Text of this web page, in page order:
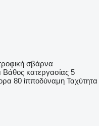
σβάρνα
Βάθος κατεργασίας 5
80 ίπποδύναμη Ταχύτητα